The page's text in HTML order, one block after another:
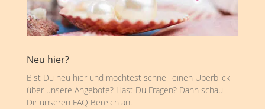
Neu hier?
Bist Du neu hier und möchtest schnell einen Überblick
über unsere Angebote? Hast Du Fragen? Dann schau
Dir unseren FAQ Bereich an.